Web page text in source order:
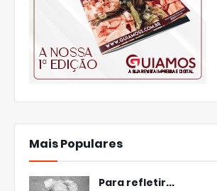
Mais Populares
Para refletir...